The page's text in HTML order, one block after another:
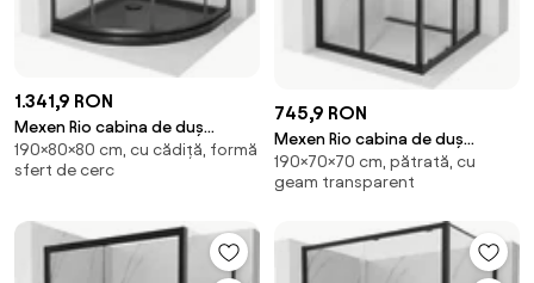
1.341,9 RON
Mexen Rio cabina de duș
semicirculară 80 x 80 cm,
transparentă, neagră + cadă
70-00-4170B
190×80×80 cm, cu cădiță, formă
sfert de cerc
745,9 RON
Mexen Rio cabina de duș
pătrată 70 x 70 cm,
transparentă, neagră - 860-
190×70×70 cm, pătrată, cu
geam transparent